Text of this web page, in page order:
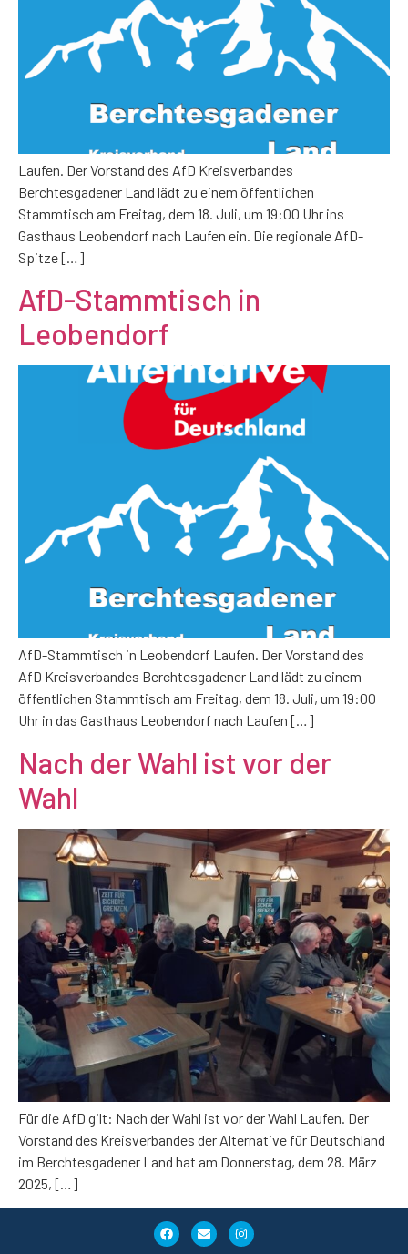
Laufen. Der Vorstand des AfD Kreisverbandes
Berchtesgadener Land lädt zu einem öffentlichen
Stammtisch am Freitag, dem 18. Juli, um 19:00 Uhr ins
Gasthaus Leobendorf nach Laufen ein. Die regionale AfD-
Spitze […]
AfD-Stammtisch in
Leobendorf
AfD-Stammtisch in Leobendorf Laufen. Der Vorstand des
AfD Kreisverbandes Berchtesgadener Land lädt zu einem
öffentlichen Stammtisch am Freitag, dem 18. Juli, um 19:00
Uhr in das Gasthaus Leobendorf nach Laufen […]
Nach der Wahl ist vor der
Wahl
Für die AfD gilt: Nach der Wahl ist vor der Wahl Laufen. Der
Vorstand des Kreisverbandes der Alternative für Deutschland
im Berchtesgadener Land hat am Donnerstag, dem 28. März
2025, […]